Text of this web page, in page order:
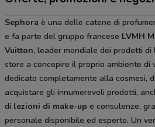
Sephora è una delle catene di
e fa parte del gruppo francese LVMH
Vuitton, leader mondiale dei prodotti di
store a concepire il proprio ambiente di
dedicato completamente alla cosmesi,
acquistare gli innumerevoli prodotti,
di lezioni di make-up e consulenze,
personale disponibile ed esperto. Un